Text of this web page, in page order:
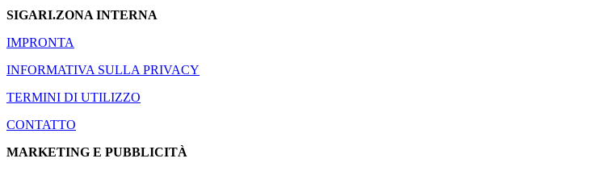
SIGARI.ZONA INTERNA
IMPRONTA
INFORMATIVA SULLA PRIVACY
TERMINI DI UTILIZZO
CONTATTO
MARKETING E PUBBLICITÀ